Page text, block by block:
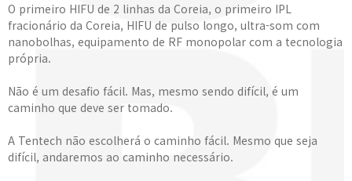
O primeiro HIFU de 2 linhas da Coreia, o primeiro IPL
fracionário da Coreia, HIFU de pulso longo, ultra-som com
nanobolhas, equipamento de RF monopolar com a tecnologia
própria.
Não é um desafio fácil. Mas, mesmo sendo difícil, é um
caminho que deve ser tomado.
A Tentech não escolherá o caminho fácil. Mesmo que seja
difícil, andaremos ao caminho necessário.